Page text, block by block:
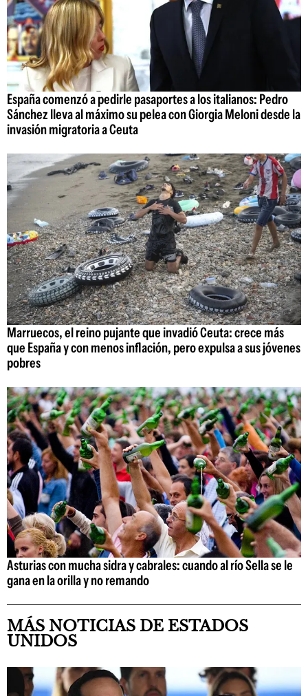
España comenzó a pedirle pasaportes a los italianos: Pedro
Sánchez lleva al máximo su pelea con Giorgia Meloni desde la
invasión migratoria a Ceuta
Marruecos, el reino pujante que invadió Ceuta: crece más
que España y con menos inflación, pero expulsa a sus jóvenes
pobres
Asturias con mucha sidra y cabrales: cuando al río Sella se le
gana en la orilla y no remando
MÁS NOTICIAS DE ESTADOS
UNIDOS